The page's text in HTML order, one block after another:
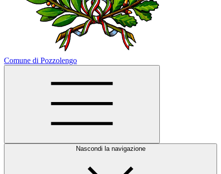
Comune di Pozzolengo
Nascondi la navigazione